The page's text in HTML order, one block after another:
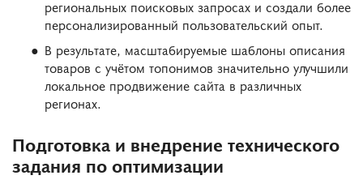
региональных поисковых запросах и создали более
персонализированный пользовательский опыт.
В результате, масштабируемые шаблоны описания
товаров с учётом топонимов значительно улучшили
локальное продвижение сайта в различных
регионах.
Подготовка и внедрение технического
задания по оптимизации